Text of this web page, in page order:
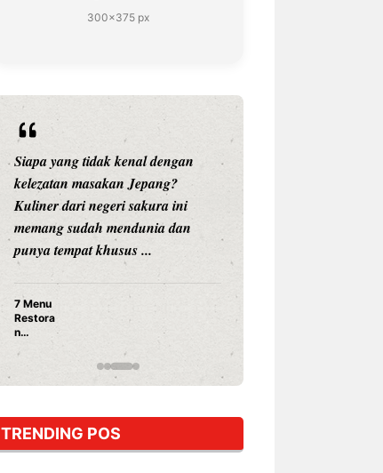
300×375 px
Siapa sangka, dua nama besar di
dunia hiburan, Nunung Srimulat
dan Vicky Prasetyo, kini merambah
dunia kuliner dengan membuka
restoran ...
Nunung Srimulat & Vicky
Prasetyo Buka Restoran
Ayam Panggang! Cuma Rp
Mami Bikin Nagih!
TRENDING POS